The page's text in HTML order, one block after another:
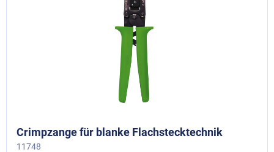
Crimpzange für blanke Flachstecktechnik
11748